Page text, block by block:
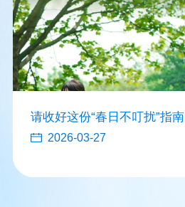
请收好这份“春日不叮扰”指南
2026-03-27